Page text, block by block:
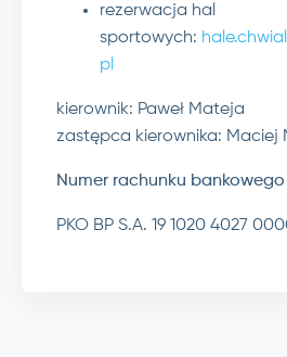
rezerwacja hal
sportowych:
pl
kierownik: Paweł Mateja
zastępca kierownika: Maciej
Numer rachunku bankowego
PKO BP S.A. 19 1020 4027